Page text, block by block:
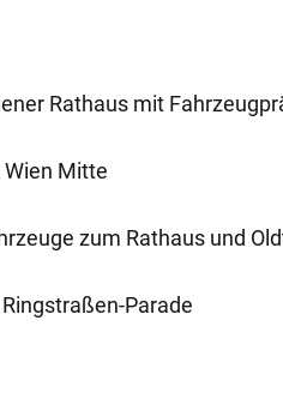
Rathaus mit
Wien Mitte
zum Rathaus und
Parade